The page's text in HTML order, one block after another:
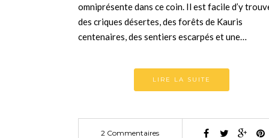
omniprésente dans ce coin. Il est facile d’y
des criques désertes, des forêts de Kauris
centenaires, des sentiers escarpés et une…
LIRE LA SUITE
2 Commentaires